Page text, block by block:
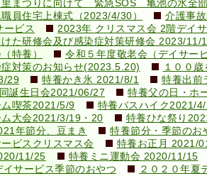
まつりに向けて 緊急SOS 亀池の水全
員住宅上棟式（2023/4/30）
介護事
ービス
2023年 クリスマス会 2階デイ
た研修会及び感染症対策研修会 2023/11/
特養）
令和５年度敬老会（デイサー
対策のお知らせ(2023.5.20)
１００
29
特養かき氷 2021/8/1
特養出前
誕生日会2021/06/27
特養父の日・ホ
喫茶2021/5/9
特養バスハイク2021/
大会2021/3/19・20
特養ひな祭り
年節分、豆まき
特養節分・季節の
ビスクリスマス会
特養お正月 2021/
11/25
特養ミニ運動会 2020/11/15
イサービス季節のおやつ
２０２０年夏